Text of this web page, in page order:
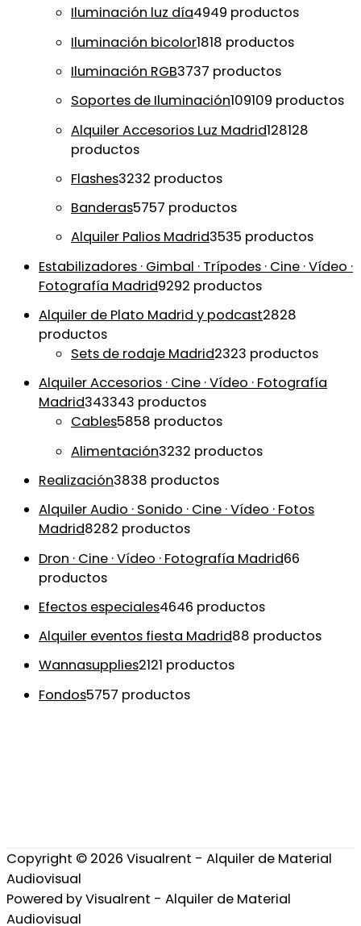
Iluminación luz día4949 productos
Iluminación bicolor1818 productos
Iluminación RGB3737 productos
Soportes de Iluminación109109 productos
Alquiler Accesorios Luz Madrid128128
productos
Flashes3232 productos
Banderas5757 productos
Alquiler Palios Madrid3535 productos
Estabilizadores · Gimbal · Trípodes · Cine · Vídeo ·
Fotografía Madrid9292 productos
Alquiler de Plato Madrid y podcast2828
productos
Sets de rodaje Madrid2323 productos
Alquiler Accesorios · Cine · Vídeo · Fotografía
Madrid343343 productos
Cables5858 productos
Alimentación3232 productos
Realización3838 productos
Alquiler Audio · Sonido · Cine · Vídeo · Fotos
Madrid8282 productos
Dron · Cine · Vídeo · Fotografía Madrid66
productos
Efectos especiales4646 productos
Alquiler eventos fiesta Madrid88 productos
Wannasupplies2121 productos
Fondos5757 productos
Copyright © 2026 Visualrent - Alquiler de Material
Audiovisual
Powered byVisualrent - Alquiler de Material
Audiovisual